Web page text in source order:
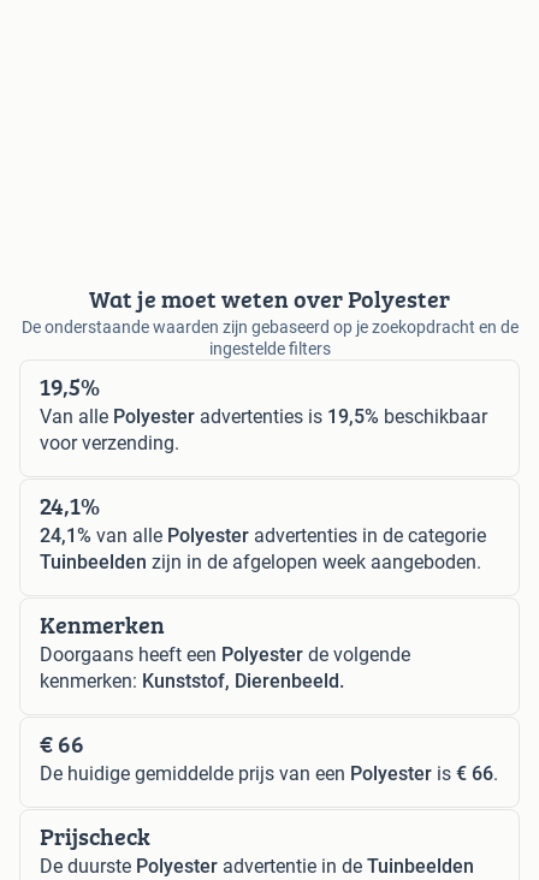
Wat je moet weten over Polyester
De onderstaande waarden zijn gebaseerd op je zoekopdracht en de
ingestelde filters
19,5%
Van alle Polyester advertenties is 19,5% beschikbaar
voor verzending.
24,1%
24,1% van alle Polyester advertenties in de categorie
Tuinbeelden zijn in de afgelopen week aangeboden.
Kenmerken
Doorgaans heeft een Polyester de volgende
kenmerken: Kunststof, Dierenbeeld.
€ 66
De huidige gemiddelde prijs van een Polyester is € 66.
Prijscheck
De duurste Polyester advertentie in de Tuinbeelden